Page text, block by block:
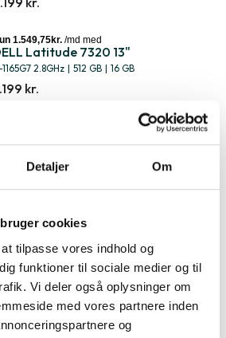
Detaljer Om
cookies
tilpasse vores indhold og
funktioner til sociale medier og til
Vi deler også oplysninger om
med vores partnere inden
og
Latitude 7320 13"
2.8GHz | 512 GB | 16 GB
kr.
Lenovo ThinkPad E15 15" Gen. 3
5 5600U 2.3GHz | 512 GB | 8 GB
ThinkPad T14 14" Gen. 4
1345U 1.6GHz | 512 GB | 16 GB
kr.